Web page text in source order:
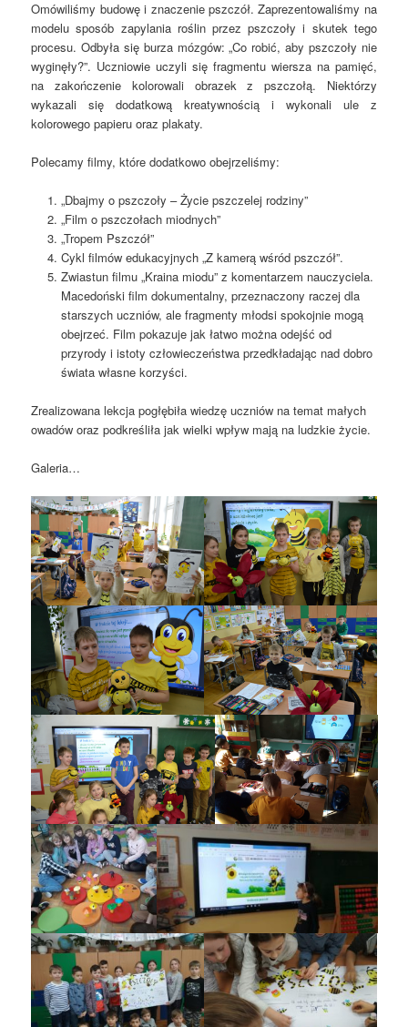
Omówiliśmy budowę i znaczenie pszczół. Zaprezentowaliśmy na
modelu sposób zapylania roślin przez pszczoły i skutek tego
procesu. Odbyła się burza mózgów: „Co robić, aby pszczoły nie
wyginęły?”. Uczniowie uczyli się fragmentu wiersza na pamięć,
na zakończenie kolorowali obrazek z pszczołą. Niektórzy
wykazali się dodatkową kreatywnością i wykonali ule z
kolorowego papieru oraz plakaty.
Polecamy filmy, które dodatkowo obejrzeliśmy:
„Dbajmy o pszczoły – Życie pszczelej rodziny”
„Film o pszczołach miodnych”
„Tropem Pszczół”
Cykl filmów edukacyjnych „Z kamerą wśród pszczół”.
Zwiastun filmu „Kraina miodu” z komentarzem nauczyciela.
Macedoński film dokumentalny, przeznaczony raczej dla
starszych uczniów, ale fragmenty młodsi spokojnie mogą
obejrzeć. Film pokazuje jak łatwo można odejść od
przyrody i istoty człowieczeństwa przedkładając nad dobro
świata własne korzyści.
Zrealizowana lekcja pogłębiła wiedzę uczniów na temat małych
owadów oraz podkreśliła jak wielki wpływ mają na ludzkie życie.
Galeria…